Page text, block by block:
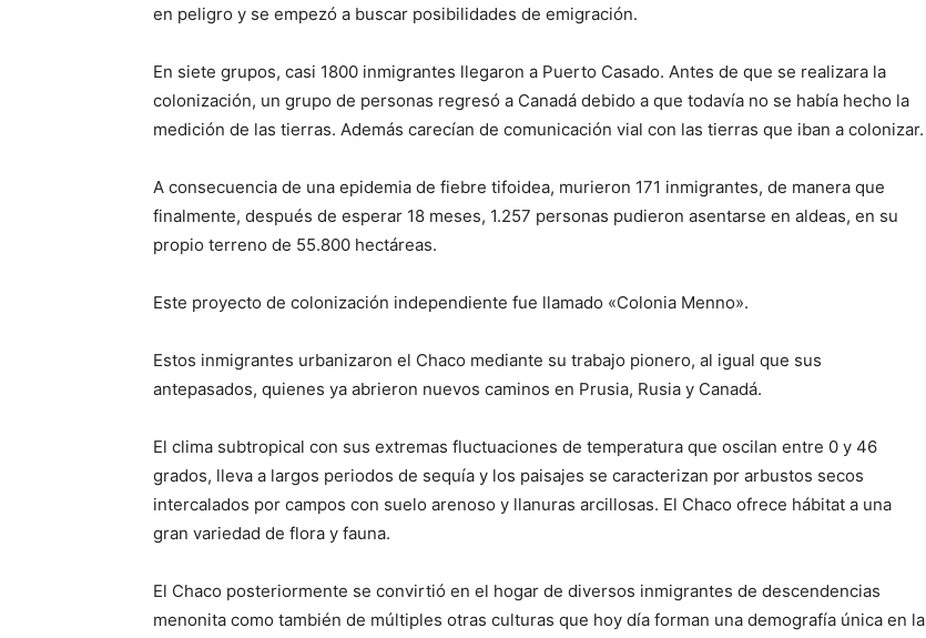
en peligro y se empezó a buscar posibilidades de emigración.
En siete grupos, casi 1800 inmigrantes llegaron a Puerto Casado. Antes de que se realizara la
colonización, un grupo de personas regresó a Canadá debido a que todavía no se había hecho la
medición de las tierras. Además carecían de comunicación vial con las tierras que iban a colonizar.
A consecuencia de una epidemia de fiebre tifoidea, murieron 171 inmigrantes, de manera que
finalmente, después de esperar 18 meses, 1.257 personas pudieron asentarse en aldeas, en su
propio terreno de 55.800 hectáreas.
Este proyecto de colonización independiente fue llamado «Colonia Menno».
Estos inmigrantes urbanizaron el Chaco mediante su trabajo pionero, al igual que sus
antepasados, quienes ya abrieron nuevos caminos en Prusia, Rusia y Canadá.
El clima subtropical con sus extremas fluctuaciones de temperatura que oscilan entre 0 y 46
grados, lleva a largos periodos de sequía y los paisajes se caracterizan por arbustos secos
intercalados por campos con suelo arenoso y llanuras arcillosas. El Chaco ofrece hábitat a una
gran variedad de flora y fauna.
El Chaco posteriormente se convirtió en el hogar de diversos inmigrantes de descendencias
menonita como también de múltiples otras culturas que hoy día forman una demografía única en la